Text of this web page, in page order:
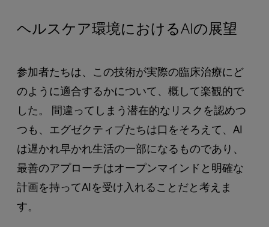
ヘルスケア環境におけるAIの展望
参加者たちは、この技術が実際の臨床治療にど
のように適合するかについて、概して楽観的で
した。 間違ってしまう潜在的なリスクを認めつ
つも、エグゼクティブたちは口をそろえて、AI
は遅かれ早かれ生活の一部になるものであり、
最善のアプローチはオープンマインドと明確な
計画を持ってAIを受け入れることだと考えま
す。